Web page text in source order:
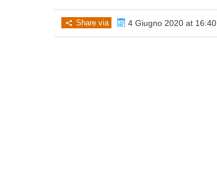
Share via 4 Giugno 2020 at 16:40